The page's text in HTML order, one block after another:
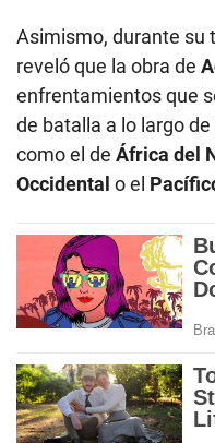
Asimismo, durante su
reveló que la obra de
enfrentamientos que
de batalla a lo largo de
como el de África del
Occidental o el